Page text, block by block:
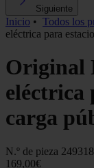
Siguiente
Inicio • Todos los
eléctrica para
Original
eléctrica
carga
N.º de pieza
169,00€